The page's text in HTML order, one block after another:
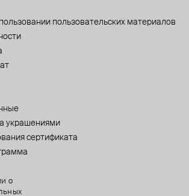
пользовательских материалов
украшениями
сертификата
о